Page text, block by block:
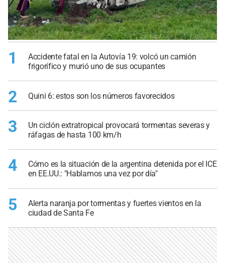
1
Accidente fatal en la Autovía 19: volcó un camión
frigorífico y murió uno de sus ocupantes
2 Quini 6: estos son los números favorecidos
3
Un ciclón extratropical provocará tormentas severas y
ráfagas de hasta 100 km/h
4
Cómo es la situación de la argentina detenida por el ICE
en EE.UU.: "Hablamos una vez por día"
5
Alerta naranja por tormentas y fuertes vientos en la
ciudad de Santa Fe